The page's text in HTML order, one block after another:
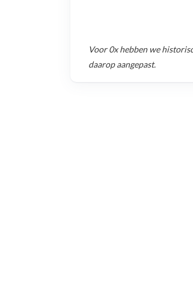
Voor0xhebben we
daarop aangepast.